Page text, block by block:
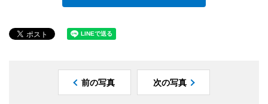
前の写真 次の写真